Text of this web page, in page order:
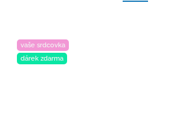
vaše srdcovka
dárek zdarma